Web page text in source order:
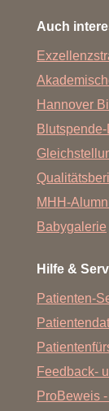
Auch
Hannover
MHH-
Babygalerie
Hilfe &
Patienten-
Feedback-
ProBeweis